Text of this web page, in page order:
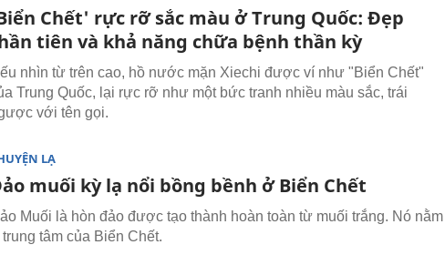
Chết' rực rỡ sắc màu ở Trung Quốc: Đẹp
tiên và khả năng chữa bệnh thần kỳ
nhìn từ trên cao, hồ nước mặn Xiechi được ví như "Biển Chết"
Trung Quốc, lại rực rỡ như một bức tranh nhiều màu sắc, trái
với tên gọi.
LẠ
muối kỳ lạ nổi bồng bềnh ở Biển Chết
Muối là hòn đảo được tạo thành hoàn toàn từ muối trắng. Nó nằm
tâm của Biển Chết.